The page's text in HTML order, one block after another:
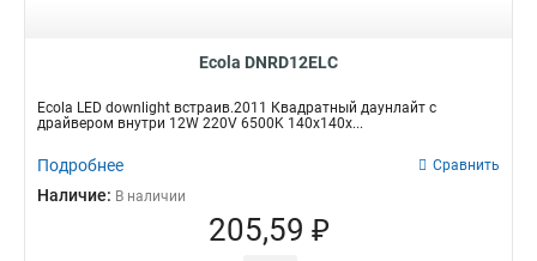
Ecola DNRD12ELC
Ecola LED downlight встраив.2011 Квадратный даунлайт с
драйвером внутри 12W 220V 6500K 140x140x...
Подробнее Сравнить
Наличие: В наличии
205,59 ₽